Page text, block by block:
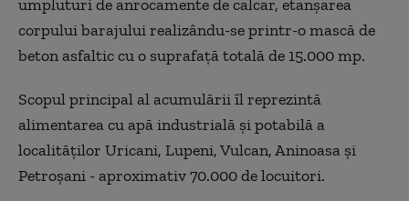
umpluturi de anrocamente de calcar, etanșarea
corpului barajului realizându-se printr-o mască de
beton asfaltic cu o suprafață totală de 15.000 mp.
Scopul principal al acumulării îl reprezintă
alimentarea cu apă industrială și potabilă a
localităților Uricani, Lupeni, Vulcan, Aninoasa și
Petroșani - aproximativ 70.000 de locuitori.